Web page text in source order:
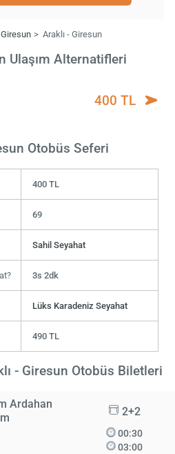
Giresun Araklı - Giresun
Ulaşım Alternatifleri
400 TL
Otobüs Seferi
400 TL
69
Sahil Seyahat
3s 2dk
Lüks Karadeniz Seyahat
490 TL
- Giresun Otobüs Biletleri
Ardahan
2+2
00:30
03:00